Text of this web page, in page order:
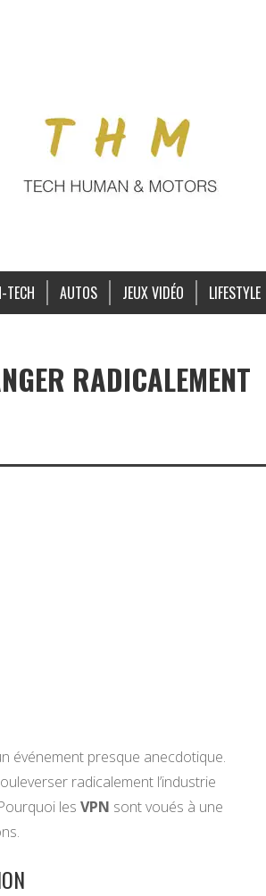
TECH AUTOS JEUX VIDÉO LIFESTYLE
RADICALEMENT
événement presque anecdotique.
radicalement l’industrie
les VPN sont voués à une